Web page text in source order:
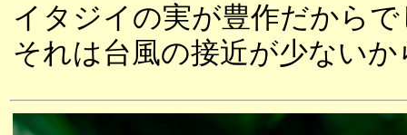
イタジイの実が豊作だから
それは台風の接近が少ないか